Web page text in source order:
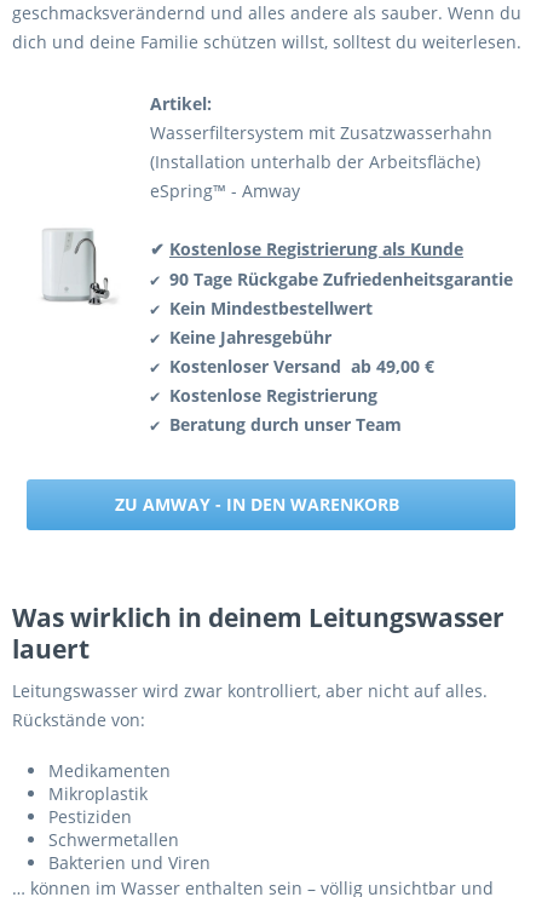
geschmacksverändernd und alles andere als sauber. Wenn du
dich und deine Familie schützen willst, solltest du weiterlesen.
Artikel:
Wasserfiltersystem mit Zusatzwasserhahn
(Installation unterhalb der Arbeitsfläche)
eSpring™ - Amway
✔ Kostenlose Registrierung als Kunde
✔ 90 Tage Rückgabe Zufriedenheitsgarantie
✔ Kein Mindestbestellwert
✔ Keine Jahresgebühr
✔ Kostenloser Versand ab 49,00 €
✔ Kostenlose Registrierung
✔ Beratung durch unser Team
ZU AMWAY - IN DEN WARENKORB
Was wirklich in deinem Leitungswasser
lauert
Leitungswasser wird zwar kontrolliert, aber nicht auf alles.
Rückstände von:
Medikamenten
Mikroplastik
Pestiziden
Schwermetallen
Bakterien und Viren
… können im Wasser enthalten sein – völlig unsichtbar und